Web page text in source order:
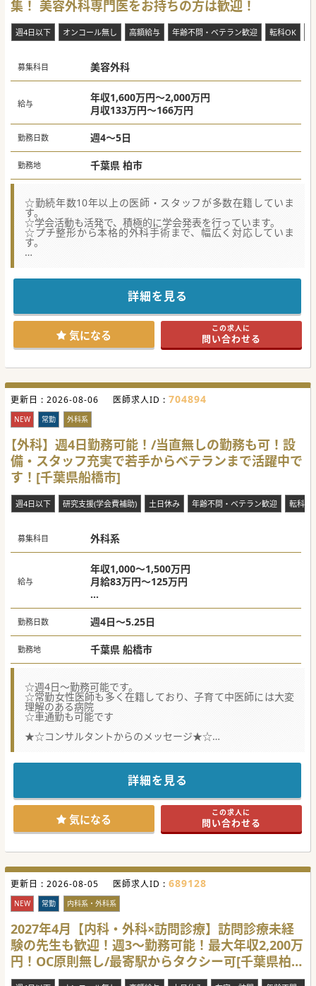
集！ 美容外科専門医をお持ちの方は歓迎！
週4日以下 オンコール無し 高額給与 年齢不問・ベテラン歓迎 転科OK
募集科目 美容外科
給与
年収1,600万円～2,000万円
月収133万円～166万円
勤務日数 週4～5日
勤務地 千葉県 柏市
☆勤続年数10年以上の医師・スタッフが多数在籍していま
す。
☆学会活動も活発で、積極的に学会発表を行っています。
☆プチ整形から本格的外科手術まで、幅広く対応していま
す。
経験者歓迎です！患者様の要望をヒアリング、理解し、
最良の治療を提供する、顧客満足度を高められる医師におす
少しでもご興味がございましたら、お気軽にお問合せくださ
い！
#春入職可 #秋入職可
詳細を見る
気になる この求人に
問い合わせる
更新日 : 2026-08-06 医師求人ID : 704894
NEW 常勤 外科系
【外科】週4日勤務可能！/当直無しの勤務も可！設
備・スタッフ充実で若手からベテランまで活躍中で
す！[千葉県船橋市]
週4日以下 研究支援(学会費補助) 土日休み 年齢不問・ベテラン歓迎 転科OK
募集科目 外科系
給与
年収1,000～1,500万円
月給83万円～125万円
※医師歴、ご経験などにより決定いたしま
す。
勤務日数 週4日～5.25日
勤務地 千葉県 船橋市
☆週4日～勤務可能です。
☆常勤女性医師も多く在籍しており、子育て中医師には大変
理解のある病院
☆車通勤も可能です
★☆コンサルタントからのメッセージ★☆
千葉県船橋市にあるの300床規模の地域密着型病院で外科を
糖尿病教育入院を始め、患者さまのQOLを保ちながらの療養
をサポートしています。
常勤女性医師も多く在籍しており、子育てなどには大変理解
のある病院です。
他の科の医師とも連携が取れており相談しやすい環境です。
#秋入職可
詳細を見る
気になる この求人に
問い合わせる
更新日 : 2026-08-05 医師求人ID : 689128
NEW 常勤 内科系・外科系
2027年4月【内科・外科×訪問診療】訪問診療未経
験の先生も歓迎！週3～勤務可能！最大年収2,200万
円！OC原則無し/最寄駅からタクシー可[千葉県柏
市]